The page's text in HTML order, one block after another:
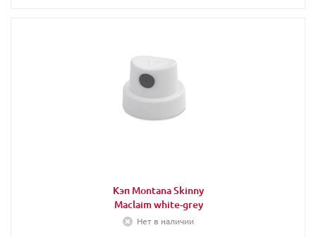
Кэп Montana Skinny
Maclaim white-grey
Нет в наличии